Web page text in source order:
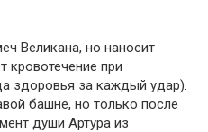
Великана, но наносит
кровотечение при
здоровья за каждый удар).
башне, но только после
души Артура из